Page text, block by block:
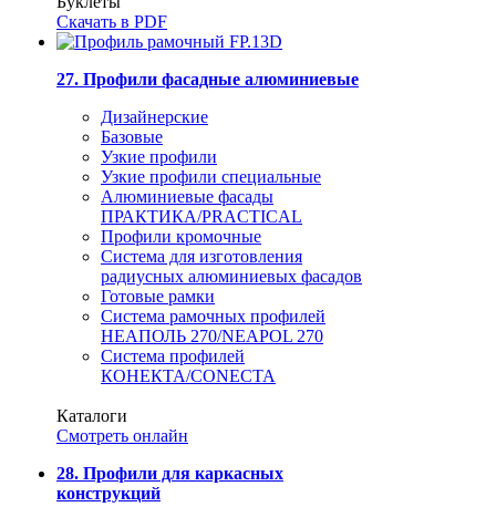
Скачать в PDF
27. Профили фасадные алюминиевые
Дизайнерские
Базовые
Узкие профили
Узкие профили специальные
Алюминиевые фасады
ПРАКТИКА/PRACTICAL
Профили кромочные
Система для изготовления
радиусных алюминиевых фасадов
Готовые рамки
Система рамочных профилей
НЕАПОЛЬ 270/NEAPOL 270
Система профилей
КОНЕКТА/CONECTA
Каталоги
Смотреть онлайн
28. Профили для каркасных
конструкций